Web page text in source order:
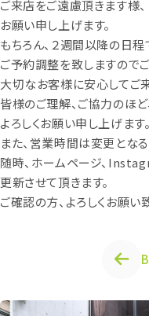
ご来店をご遠慮頂きます様、
お願い申し上げます。
もちろん、２週間以降の日
ご予約調整を致しますのでご
大切なお客様に安心してご
皆様のご理解、ご協力のほど
よろしくお願い申し上げます。
また、営業時間は変更とな
随時、ホームページ、
更新させて頂きます。
ご確認の方、よろしくお願い